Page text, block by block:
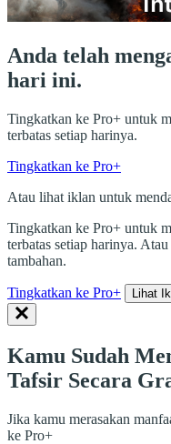
Anda telah
hari ini.
Tingkatkan ke Pro+ untuk
terbatas setiap harinya.
Tingkatkan ke Pro+
Atau lihat iklan untuk
Tingkatkan ke Pro+ untuk
terbatas setiap harinya.
tambahan.
Tingkatkan ke Pro+ Lihat
Kamu Sudah
Tafsir Secara
Jika kamu merasakan
ke Pro+